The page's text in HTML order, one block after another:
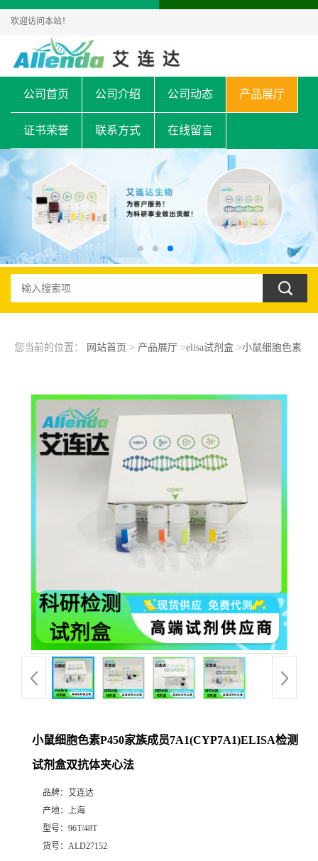
欢迎访问本站！
公司首页 公司介绍 公司动态 产品展厅
证书荣誉 联系方式 在线留言
您当前的位置： 网站首页 > 产品展厅 >elisa试剂盒>小鼠细胞色素
小鼠细胞色素P450家族成员7A1(CYP7A1)ELISA检测
试剂盒双抗体夹心法
品牌： 艾连达
产地： 上海
型号： 96T/48T
货号： ALD27152